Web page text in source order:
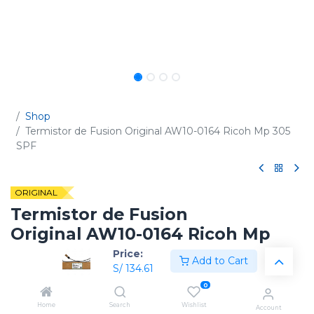
Price:
S/ 134.61
Add to Cart
Home Search
0
Wishlist Account
Shop
Termistor de Fusion Original AW10-0164 Ricoh Mp 305
SPF
ORIGINAL
Termistor de Fusion
Original AW10-0164 Ricoh Mp
305 SPF
(0 reseña)
Código:AW100164